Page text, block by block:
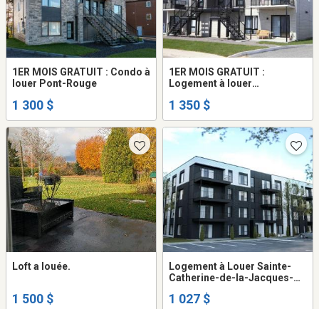
1ER MOIS GRATUIT : Condo à
louer Pont-Rouge
1 300 $
1ER MOIS GRATUIT :
Logement à louer
1 350 $
Loft a louée.
1 500 $
Logement à Louer Sainte-
Catherine-de-la-Jacques-
1 027 $